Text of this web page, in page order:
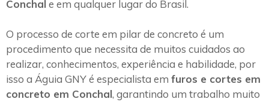
Conchal e em qualquer lugar do Brasil.
O processo de corte em pilar de concreto é um
procedimento que necessita de muitos cuidados ao
realizar, conhecimentos, experiência e habilidade, por
isso a Águia GNY é especialista em furos e cortes em
concreto em Conchal, garantindo um trabalho muito